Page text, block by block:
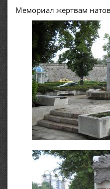
Мемориал жертвам